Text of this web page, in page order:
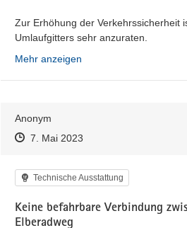
Zur Erhöhung der Verkehrssicherheit
Umlaufgitters sehr anzuraten.
Mehr anzeigen
Anonym
Zeitpunkt des Erstellens
Zeitpunkt des Erstellens
7. Mai 2023Zur Äußerung
Kategorie
Technische Ausstattung
Keine befahrbare Verbindung
Elberadweg